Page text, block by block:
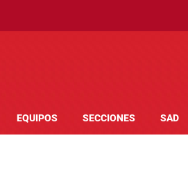
EQUIPOS SECCIONES SAD